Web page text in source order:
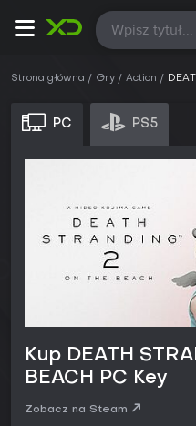
Wszystkie
Strona główna Gry Action
PC PS5
Kup DEATH
BEACH PC Key
Zobacz na Steam